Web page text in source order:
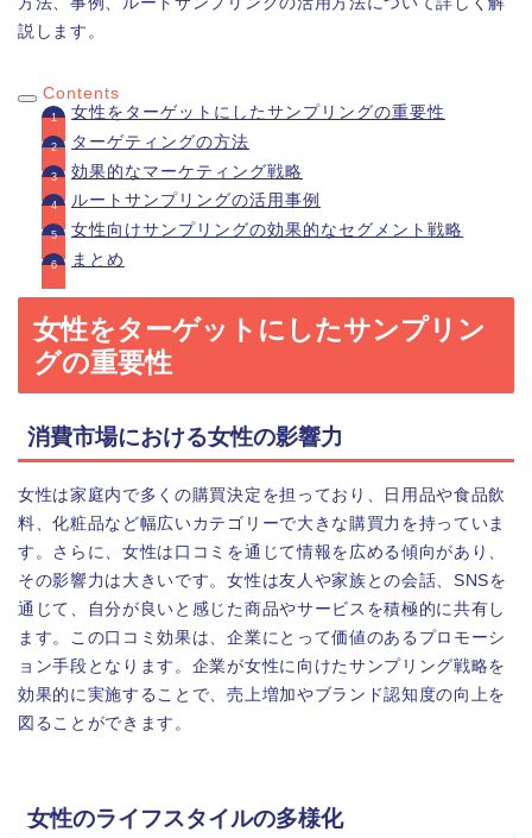
説します。
Contents
女性をターゲットにしたサンプリングの重要性
ターゲティングの方法
効果的なマーケティング戦略
ルートサンプリングの活用事例
女性向けサンプリングの効果的なセグメント戦略
まとめ
女性をターゲットにしたサンプリン
グの重要性
消費市場における女性の影響力
女性は家庭内で多くの購買決定を担っており、日用品や食品飲
料、化粧品など幅広いカテゴリーで大きな購買力を持っていま
す。さらに、女性は口コミを通じて情報を広める傾向があり、
その影響力は大きいです。女性は友人や家族との会話、SNSを
通じて、自分が良いと感じた商品やサービスを積極的に共有し
ます。この口コミ効果は、企業にとって価値のあるプロモーシ
ョン手段となります。企業が女性に向けたサンプリング戦略を
効果的に実施することで、売上増加やブランド認知度の向上を
図ることができます。
女性のライフスタイルの多様化